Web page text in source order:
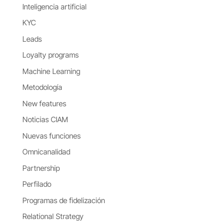
Inteligencia artificial
KYC
Leads
Loyalty programs
Machine Learning
Metodología
New features
Noticias CIAM
Nuevas funciones
Omnicanalidad
Partnership
Perfilado
Programas de fidelización
Relational Strategy